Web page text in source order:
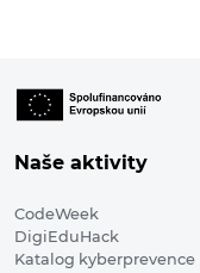
Naše aktivity
CodeWeek
DigiEduHack
Katalog kyberprevence